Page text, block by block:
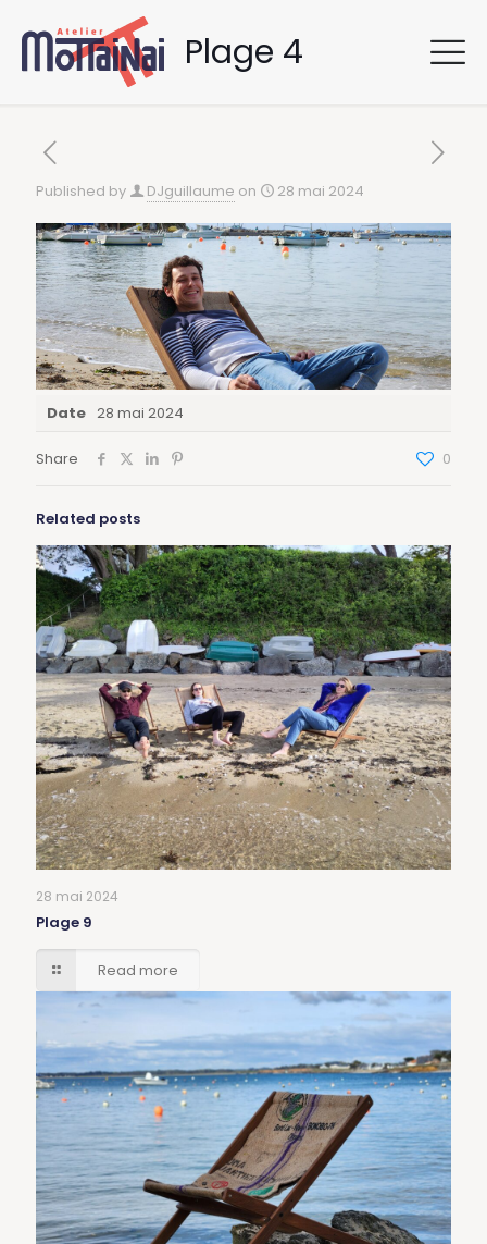
Plage 4
Published by DJguillaume on 28 mai 2024
Date 28 mai 2024
Share 0
Related posts
28 mai 2024
Plage 9
Read more